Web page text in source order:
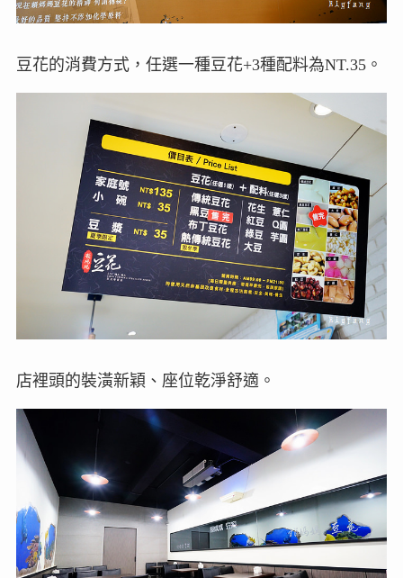
豆花的消費方式，任選一種豆花+3種配料為NT.35。
店裡頭的裝潢新穎、座位乾淨舒適。